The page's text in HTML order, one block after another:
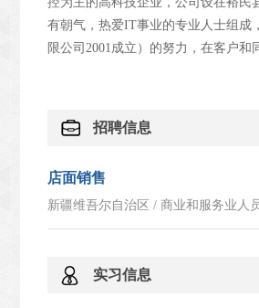
有朝气，热爱IT事业的专业人士组成
限公司2001成立）的努力，在客户
招聘信息
店面销售
新疆维吾尔自治区 / 商业和服务业人
实习信息